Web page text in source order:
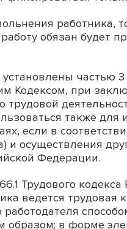
работника,
обязан будет
частью 3
Кодексом, при
трудовой
также
если в
и осуществления
Федерации.
Трудового
ведется
в форме